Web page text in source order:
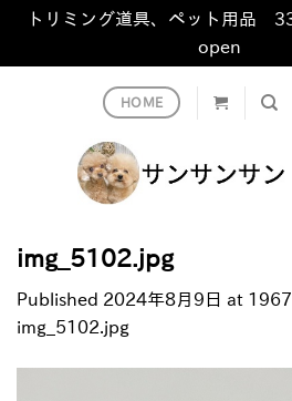
トリミング道具、ペット用品
open
HOME
img_5102.jpg
Published 2024年8月9日 at
img_5102.jpg